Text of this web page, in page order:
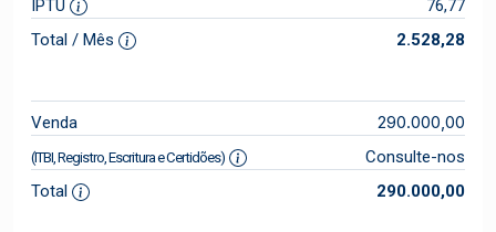
IPTU
76,77
Total / Mês
2.528,28
Venda 290.000,00
(ITBI, Registro, Escritura e Certidões)
Consulte-nos
Total
290.000,00